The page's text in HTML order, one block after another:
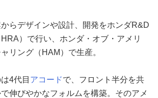
らデザインや設計、開発をホンダR&D
）で行い、ホンダ・オブ・アメリ
リング（HAM）で生産。
4代目 アコードで、フロント半分を共
伸びやかなフォルムを構築。そのアメ